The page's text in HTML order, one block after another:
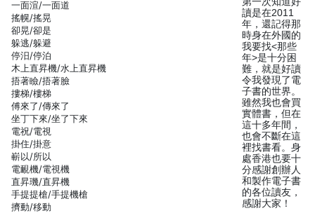
一面渲/一面道
搖幌/搖晃
卻晃/卻是
躲逃/躲避
停汨/停泊
木上直昇機/水上直昇機
捂著瞼/捂著臉
摟梯/樓梯
傅來了/傳來了
坐丁下來/坐了下來
電祝/電視
掛住/掛意
嶄以/所以
電靦機/電視機
直昇璣/直昇機
手提提槍/手提機槍
擠動/移動
讀是在2011
年，還記得那
時身在外國的
我要找<那些
年>是十分困
難，就是好讀
令我發現了電
子書的世界。
雖然我也會買
實體書，但在
這十多年間，
也會不斷在這
裡找書看。身
處香港也要十
分感謝創辦人
和製作電子書
的各位讀友，
感謝大家！